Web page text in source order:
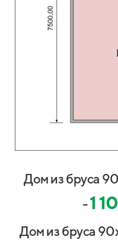
Дом из бруса
-1
Дом из бруса